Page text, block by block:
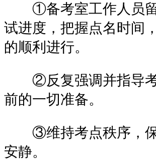
①备考室工作人员留
试进度，把握点名时间
的顺利进行。
②反复强调并指导考
前的一切准备。
③维持考点秩序，保
安静。